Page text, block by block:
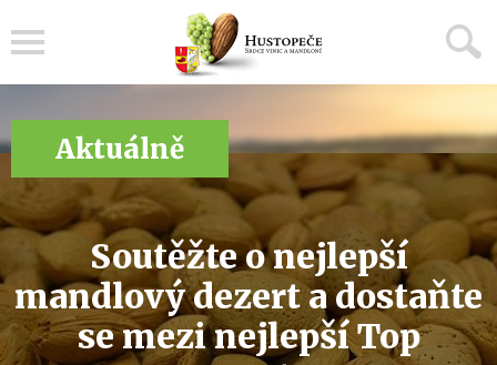
Aktuálně
Soutěžte o nejlepší
mandlový dezert a dostaňte
se mezi nejlepší Top